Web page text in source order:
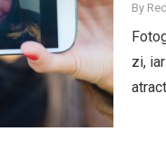
By
zi,